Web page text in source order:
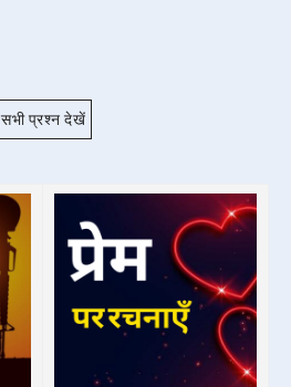
सभी प्रश्न देखें